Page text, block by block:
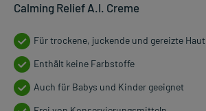
Calming Relief A.I. Creme
Für trockene, juckende und gereizte Haut
Enthält keine Farbstoffe
Auch für Babys und Kinder geeignet